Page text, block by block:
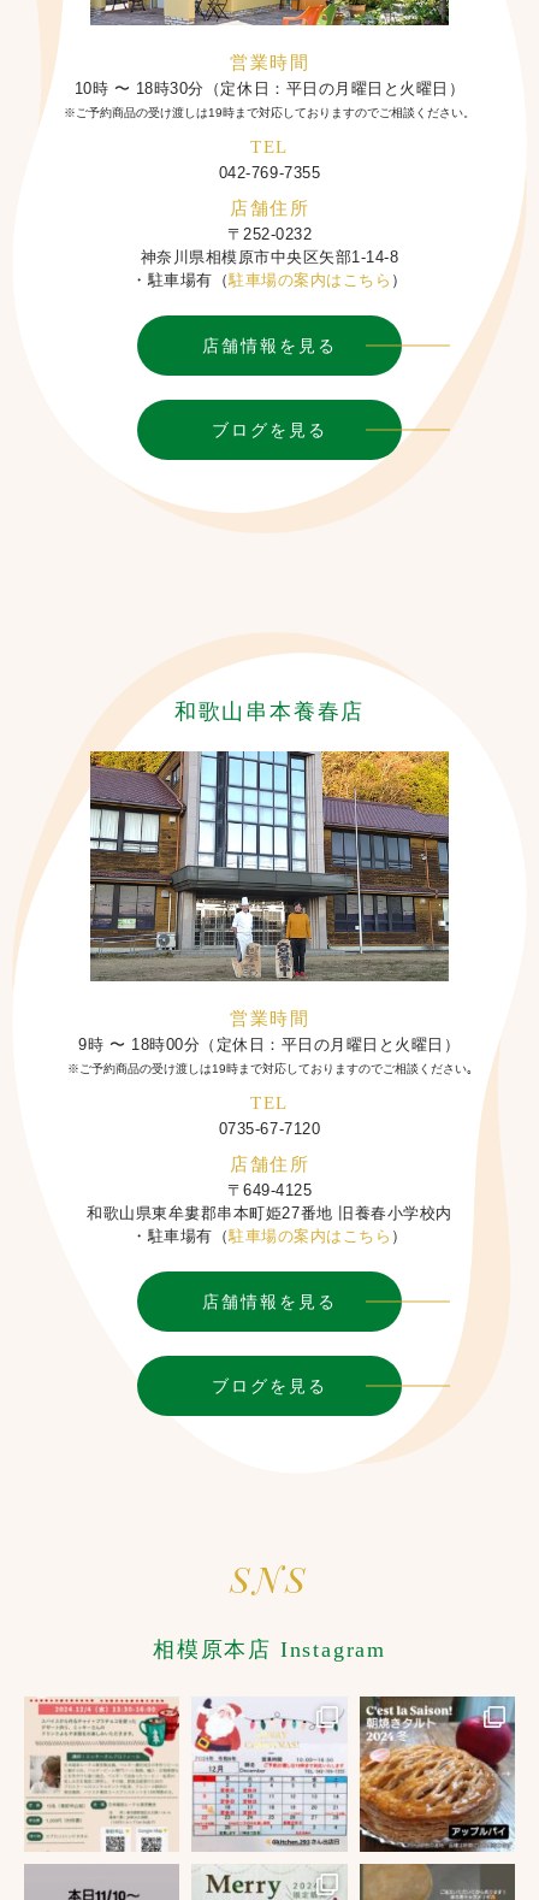
営業時間
10時 〜 18時30分（定休日：平日の月曜日と火曜日）
※ご予約商品の受け渡しは19時まで対応しておりますのでご相談ください。
TEL
042-769-7355
店舗住所
〒252-0232
神奈川県相模原市中央区矢部1-14-8
・駐車場有（駐車場の案内はこちら ）
店舗情報を見る
ブログを見る
和歌山串本養春店
営業時間
9時 〜 18時00分（定休日：平日の月曜日と火曜日）
※ご予約商品の受け渡しは19時まで対応しておりますのでご相談ください｡
TEL
0735-67-7120
店舗住所
〒649-4125
和歌山県東牟婁郡串本町姫27番地 旧養春小学校内
・駐車場有（駐車場の案内はこちら ）
店舗情報を見る
ブログを見る
SNS
相模原本店 Instagram